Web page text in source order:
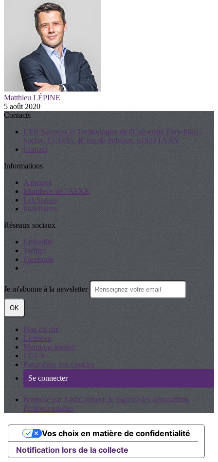
Matthieu LÉPINE
5 août 2020
Contacts
UFR Sciences et Technologies de l'Université Evry-Paris-
Saclay, CE1455, 40 rue de Pelvoux, 91020 EVRY
Contact
Informations
A propos
Manifeste de l'AFXR
Les Statuts
Partenaires
Réseaux sociaux
LinkedIn
Twitter
Facebook
Je m'abonne à la newsletter
OK
Plan du site
Licences
Mentions légales
CGUV
Paramétrer vos cookies
Se connecter
Propulsé par AssoConnect, le logiciel des associations
Professionnelles
Notification lors de la collecte
Vos choix en matière de confidentialité